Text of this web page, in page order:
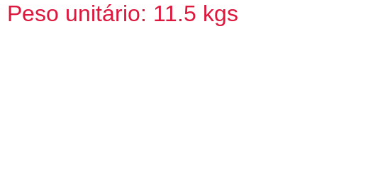
Peso unitário: 11.5 kgs